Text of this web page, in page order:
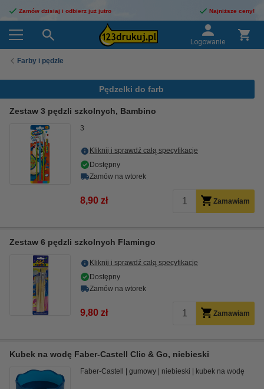
Zamów dzisiaj i odbierz już jutro Najniższe ceny!
Logowanie
Farby i pędzle
Pędzelki do farb
Zestaw 3 pędzli szkolnych, Bambino
3
Kliknij i sprawdź całą specyfikacje
Dostępny
Zamów na wtorek
8,90 zł Zamawiam
Zestaw 6 pędzli szkolnych Flamingo
Kliknij i sprawdź całą specyfikacje
Dostępny
Zamów na wtorek
9,80 zł Zamawiam
Kubek na wodę Faber-Castell Clic & Go, niebieski
Faber-Castell gumowy niebieski kubek na wodę